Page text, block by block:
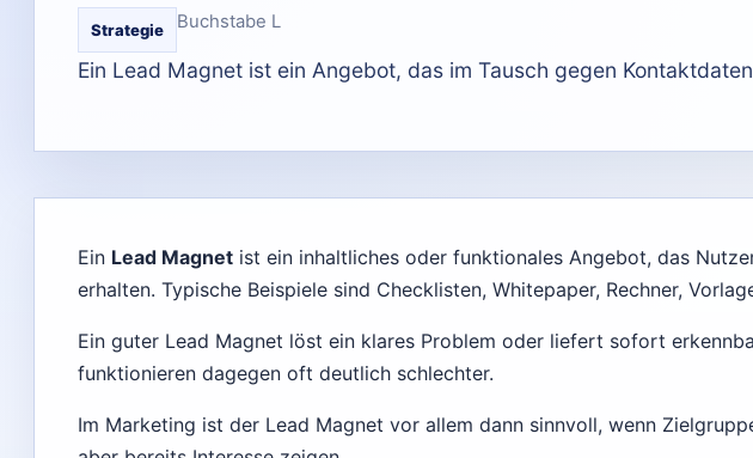
Strategie Buchstabe L
Ein Lead Magnet ist ein Angebot, das im Tausch gegen
Ein Lead Magnet ist ein inhaltliches oder funktionales Angebot, das
erhalten. Typische Beispiele sind Checklisten, Whitepaper, Rechner,
Ein guter Lead Magnet löst ein klares Problem oder liefert sofort
funktionieren dagegen oft deutlich schlechter.
Im Marketing ist der Lead Magnet vor allem dann sinnvoll, wenn